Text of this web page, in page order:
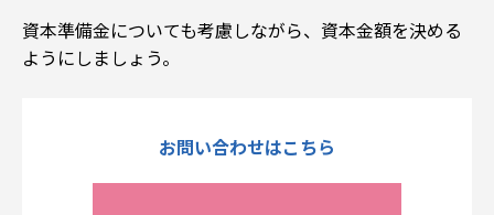
資本準備金についても考慮しながら、資本金額を決める
ようにしましょう。
お問い合わせはこちら